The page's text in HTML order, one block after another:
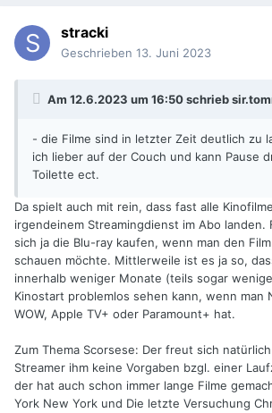
stracki
Geschrieben 13. Juni 2023
Am 12.6.2023 um 16:50 schrieb
- die Filme sind in letzter Zeit deutlich zu
ich lieber auf der Couch und kann Pause
Toilette ect.
Da spielt auch mit rein, dass fast alle
irgendeinem Streamingdienst im Abo landen.
sich ja die Blu-ray kaufen, wenn man den
schauen möchte. Mittlerweile ist es ja so,
innerhalb weniger Monate (teils sogar
Kinostart problemlos sehen kann, wenn man
WOW, Apple TV+ oder Paramount+ hat.
Zum Thema Scorsese: Der freut sich
Streamer ihm keine Vorgaben bzgl. einer
der hat auch schon immer lange Filme
York New York und Die letzte Versuchung